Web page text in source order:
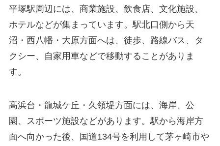
平塚駅周辺には、商業施設、飲食店、文化施設、
ホテルなどが集まっています。駅北口側から天
沼・西八幡・大原方面へは、徒歩、路線バス、タ
クシー、自家用車などで移動することがありま
す。
高浜台・龍城ケ丘・久領堤方面には、海岸、公
園、スポーツ施設などがあります。駅から海岸方
面へ向かった後、国道134号を利用して茅ヶ崎市や